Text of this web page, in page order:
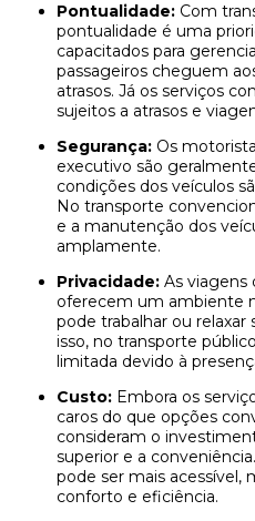
Pontualidade: Com
pontualidade é uma
capacitados para
passageiros cheguem
atrasos. Já os serviços
sujeitos a atrasos e
Segurança: Os
executivo são
condições dos veículos
No transporte
e a manutenção dos
amplamente.
Privacidade: As viagens
oferecem um ambiente
pode trabalhar ou
isso, no transporte
limitada devido à
Custo: Embora os
caros do que opções
consideram o
superior e a
pode ser mais acessível,
conforto e eficiência.